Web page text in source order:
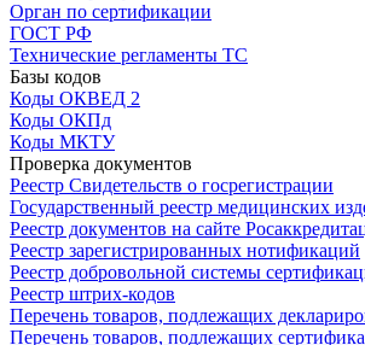
Орган по сертификации
ГОСТ РФ
Технические регламенты ТС
Базы кодов
Коды ОКВЕД 2
Коды ОКПд
Коды МКТУ
Проверка документов
Реестр Свидетельств о госрегистрации
Государственный реестр медицинских
Реестр документов на сайте
Реестр зарегистрированных нотификаций
Реестр добровольной системы
Реестр штрих-кодов
Перечень товаров, подлежащих
Перечень товаров, подлежащих